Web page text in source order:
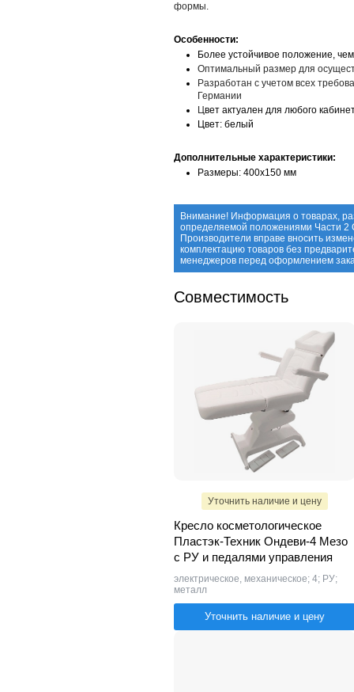
формы.
Особенности:
Более устойчивое положение,
Оптимальный размер для
Разработан с учетом всех
Германии
​Цвет актуален для любого
Цвет: белый
Дополнительные характеристики:
Размеры: 400х150 мм
Внимание! Информация о товарах,
определяемой положениями Части 2
Производители вправе вносить
комплектацию товаров без
менеджеров перед оформлением
Совместимость
Уточнить наличие и цену
Кресло косметологическое
Пластэк-Техник Ондеви-4 Мезо
с РУ и педалями управления
электрическое, механическое; 4; РУ;
металл
Уточнить наличие и цену